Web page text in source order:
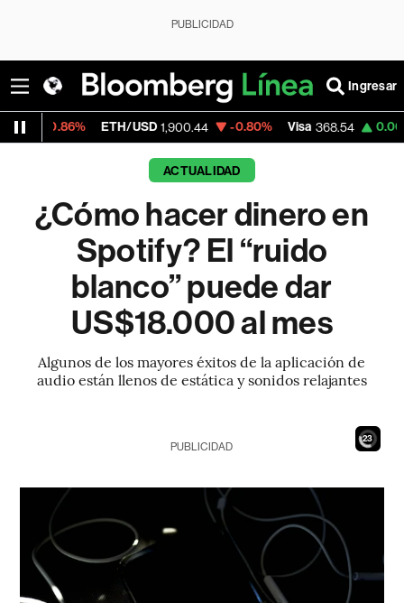
PUBLICIDAD
Ingresar
ETH/USD 1,900.44 -0.80% Visa 368.54 0.00%
ACTUALIDAD
¿Cómo hacer dinero en
Spotify? El “ruido
blanco” puede dar
US$18.000 al mes
Algunos de los mayores éxitos de la aplicación de
audio están llenos de estática y sonidos relajantes
21
PUBLICIDAD